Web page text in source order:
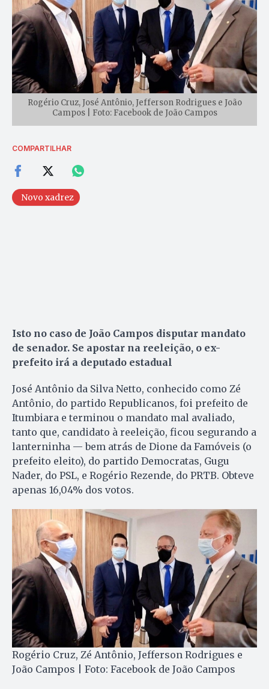
Rogério Cruz, José Antônio, Jefferson Rodrigues e João
Campos | Foto: Facebook de João Campos
COMPARTILHAR
Novo xadrez
Isto no caso de João Campos disputar mandato
de senador. Se apostar na reeleição, o ex-
prefeito irá a deputado estadual
José Antônio da Silva Netto, conhecido como Zé
Antônio, do partido Republicanos, foi prefeito de
Itumbiara e terminou o mandato mal avaliado,
tanto que, candidato à reeleição, ficou segurando a
lanterninha — bem atrás de Dione da Famóveis (o
prefeito eleito), do partido Democratas, Gugu
Nader, do PSL, e Rogério Rezende, do PRTB. Obteve
apenas 16,04% dos votos.
Rogério Cruz, Zé Antônio, Jefferson Rodrigues e
João Campos | Foto: Facebook de João Campos